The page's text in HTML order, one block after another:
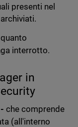
presenti nel
interrotto.
in
che comprende
(all'interno